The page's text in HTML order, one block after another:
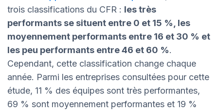
trois classifications du CFR : les très
performants se situent entre 0 et 15 %, les
moyennement performants entre 16 et 30 % et
les peu performants entre 46 et 60 %.
Cependant, cette classification change chaque
année. Parmi les entreprises consultées pour cette
étude, 11 % des équipes sont très performantes,
69 % sont moyennement performantes et 19 %